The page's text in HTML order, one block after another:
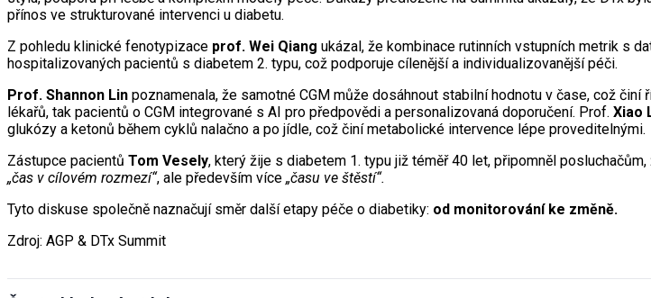
přínos ve strukturované intervenci u diabetu.
Z pohledu klinické fenotypizace prof. Wei Qiang ukázal, že kombinace rutinních vstupních metrik s
hospitalizovaných pacientů s diabetem 2. typu, což podporuje cílenější a individualizovanější péči.
Prof. Shannon Lin poznamenala, že samotné CGM může dosáhnout stabilní hodnotu v čase, což
lékařů, tak pacientů o CGM integrované s AI pro předpovědi a personalizovaná doporučení. Prof. Xiao
glukózy a ketonů během cyklů nalačno a po jídle, což činí metabolické intervence lépe proveditelnými.
Zástupce pacientů Tom Vesely, který žije s diabetem 1. typu již téměř 40 let, připomněl
„čas v cílovém rozmezí“, ale především více „času ve štěstí“.
Tyto diskuse společně naznačují směr další etapy péče o diabetiky: od monitorování ke změně.
Zdroj: AGP & DTx Summit